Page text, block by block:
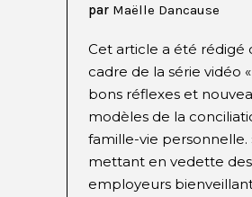
par Maëlle Dancause
Cet article a été rédigé
cadre de la série vidéo
bons réflexes et
modèles de la
famille-vie personnelle.
mettant en vedette des
employeurs